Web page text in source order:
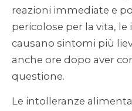
reazioni immediate e
pericolose per la vita,
causano sintomi più
anche ore dopo aver
questione.
Le intolleranze